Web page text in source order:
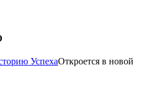
УспехаОткроется в новой